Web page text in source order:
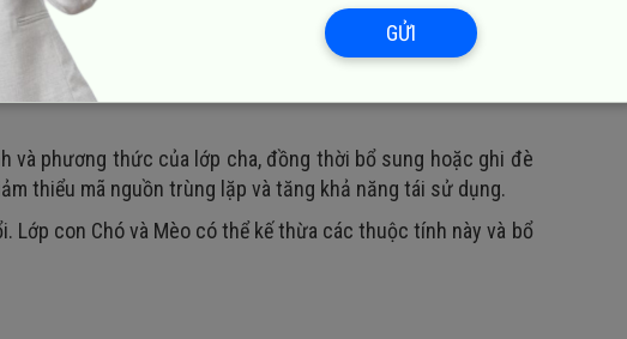
phương thức của lớp cha, đồng thời bổ sung hoặc ghi đè
thiểu mã nguồn trùng lặp và tăng khả năng tái sử dụng.
con Chó và Mèo có thể kế thừa các thuộc tính này và bổ
GỬI